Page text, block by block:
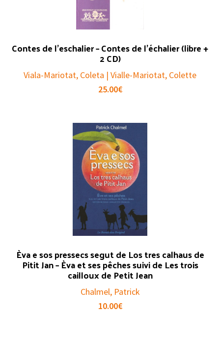
Contes de l’eschalier – Contes de l’échalier (libre +
2 CD)
Viala-Mariotat, Coleta | Vialle-Mariotat, Colette
25.00€
Èva e sos pressecs segut de Los tres calhaus de
Pitit Jan – Èva et ses pêches suivi de Les trois
cailloux de Petit Jean
Chalmel, Patrick
10.00€